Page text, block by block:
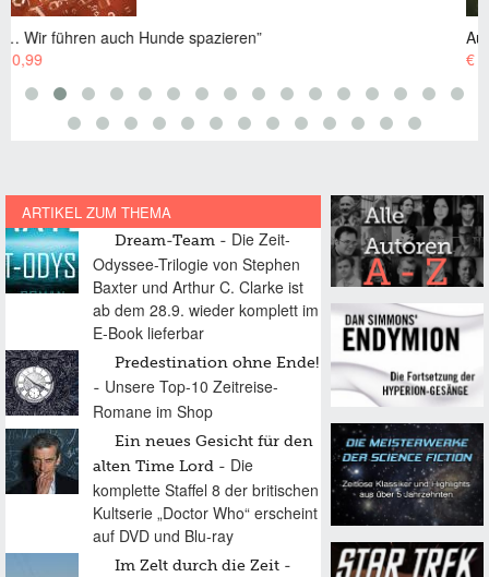
Außenseiter
ARTIKEL ZUM THEMA
Dream-Team
Die Zeit-
Odyssee-Trilogie von Stephen
Baxter und Arthur C. Clarke ist
ab dem 28.9. wieder komplett im
E-Book lieferbar
Predestination ohne Ende!
Unsere Top-10 Zeitreise-
Romane im Shop
Ein neues Gesicht für den
alten Time Lord
Die
komplette Staffel 8 der britischen
Kultserie „Doctor Who“ erscheint
auf DVD und Blu-ray
Im Zelt durch die Zeit